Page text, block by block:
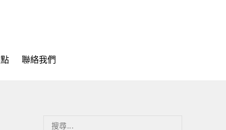
聯絡我們